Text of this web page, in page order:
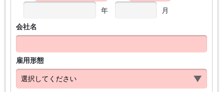
年 月
会社名
雇用形態